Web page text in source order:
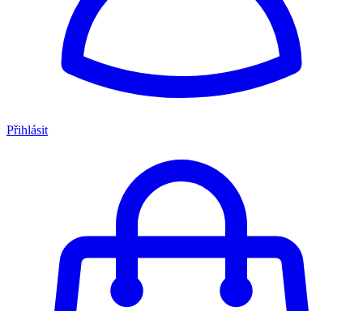
Přihlásit